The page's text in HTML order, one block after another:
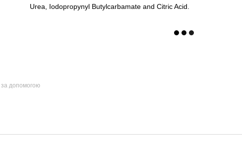
Urea, Iodopropynyl Butylcarbamate and Citric Acid.
за допомогою